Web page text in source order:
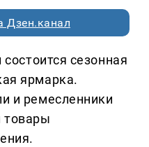
Дзен.канал
сезонная
ярмарка.
и ремесленники
товары